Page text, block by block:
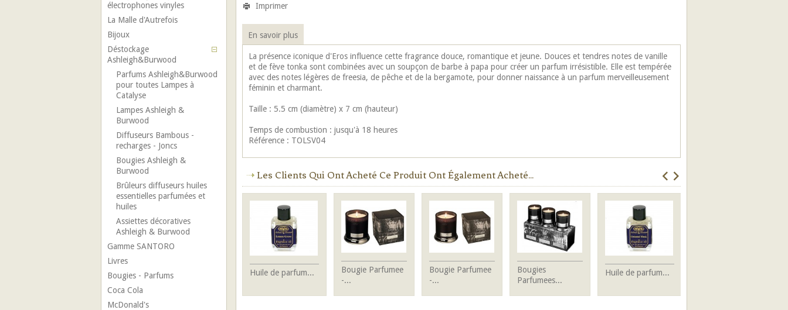
Imprimer
En savoir plus
La présence iconique d'Eros influence cette fragrance douce, romantique et jeune. Douces et tendres notes de vanille
et de fève tonka sont combinées avec un soupçon de barbe à papa pour créer un parfum irrésistible. Elle est tempérée
avec des notes légères de freesia, de pêche et de la bergamote, pour donner naissance à un parfum merveilleusement
féminin et charmant.
Taille : 5.5 cm (diamètre) x 7 cm (hauteur)
Temps de combustion : jusqu'à 18 heures
Référence : TOLSV04
Les Clients Qui Ont Acheté Ce Produit Ont Également Acheté...
Huile de parfum...
Bougie Parfumee
-...
Bougie Parfumee
-...
Bougies
Parfumees...
Huile de parfum...
électrophones vinyles
La Malle d'Autrefois
Bijoux
Déstockage
Ashleigh&Burwood
Parfums Ashleigh&Burwood
pour toutes Lampes à
Catalyse
Lampes Ashleigh &
Burwood
Diffuseurs Bambous -
recharges - Joncs
Bougies Ashleigh &
Burwood
Brûleurs diffuseurs huiles
essentielles parfumées et
huiles
Assiettes décoratives
Ashleigh & Burwood
Gamme SANTORO
Livres
Bougies - Parfums
Coca Cola
McDonald's